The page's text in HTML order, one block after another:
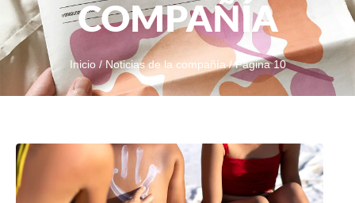
COMPAÑÍA
Inicio/ Noticias de la compañía/ Página 10